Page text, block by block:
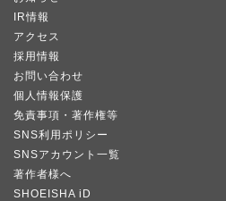
IR情報
アクセス
採用情報
お問い合わせ
個人情報保護
免責事項・著作権等
SNS利用ポリシー
SNSアカウント一覧
著作者様へ
SHOEISHA iD